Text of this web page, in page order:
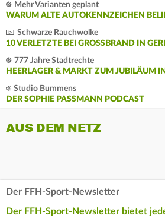
Mehr Varianten geplant
WARUM ALTE AUTOKENNZEICHEN
Schwarze Rauchwolke
10 VERLETZTE BEI GROSSBRAND IN
777 Jahre Stadtrechte
HEERLAGER & MARKT ZUM JUBILÄUM
Studio Bummens
DER SOPHIE PASSMANN PODCAST
AUS DEM NETZ
Der FFH-Sport-Newsletter
Der FFH-Sport-Newsletter bietet